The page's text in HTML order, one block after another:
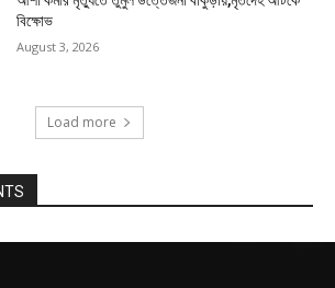
বিক্ষোভ
August 3, 2026
Load more